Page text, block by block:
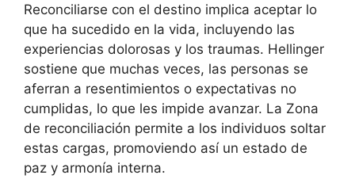
Reconciliarse con el destino implica aceptar lo
que ha sucedido en la vida, incluyendo las
experiencias dolorosas y los traumas. Hellinger
sostiene que muchas veces, las personas se
aferran a resentimientos o expectativas no
cumplidas, lo que les impide avanzar. La Zona
de reconciliación permite a los individuos soltar
estas cargas, promoviendo así un estado de
paz y armonía interna.